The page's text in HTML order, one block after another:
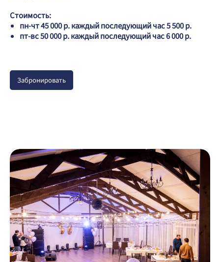
Стоимость:
пн-чт 45 000 р. каждый последующий час 5 500 р.
пт-вс 50 000 р. каждый последующий час 6 000 р.
Забронировать